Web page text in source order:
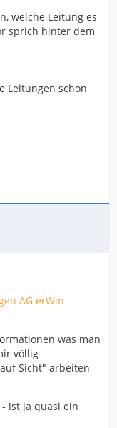
welche Leitung es
sprich hinter dem
Leitungen schon
AG erWin
was man
völlig
Sicht" arbeiten
ist ja quasi ein